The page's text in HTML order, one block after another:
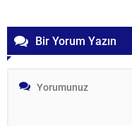
Bir Yorum Yazın